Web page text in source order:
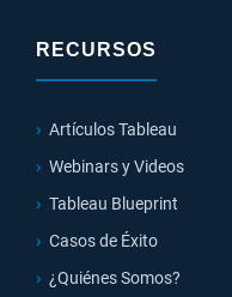
RECURSOS
Artículos Tableau
Webinars y Videos
Tableau Blueprint
Casos de Éxito
¿Quiénes Somos?